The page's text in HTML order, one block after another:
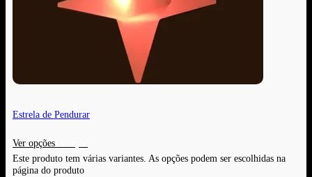
Estrela de Pendurar
Ver opções
Este produto tem várias variantes. As opções podem ser escolhidas na
página do produto